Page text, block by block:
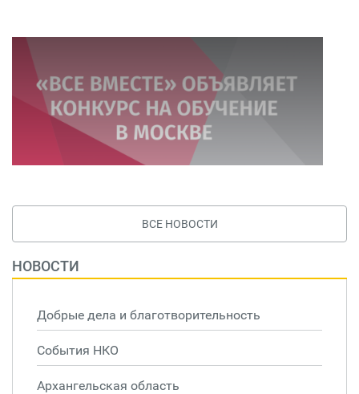
ВСЕ НОВОСТИ
НОВОСТИ
Добрые дела и благотворительность
События НКО
Архангельская область